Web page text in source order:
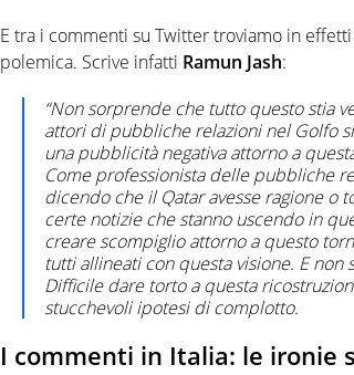
E tra i commenti su Twitter troviamo in
polemica. Scrive infatti Ramun Jash:
“Non sorprende che tutto questo stia
attori di pubbliche relazioni nel Golfo
una pubblicità negativa attorno a
Come professionista delle pubbliche
dicendo che il Qatar avesse ragione o
certe notizie che stanno uscendo in
creare scompiglio attorno a questo
tutti allineati con questa visione. E
Difficile dare torto a questa
stucchevoli ipotesi di complotto.
I commenti in Italia: le ironie